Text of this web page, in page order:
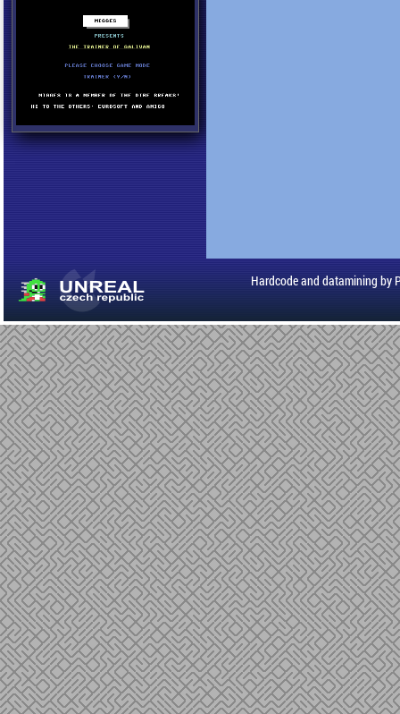
Hardcode and datamining by